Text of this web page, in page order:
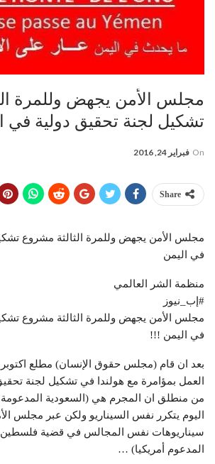
مجلس الأمن يجهض وللمرة
تشكيل لجنة تحقيق دولية في
On فبراير 24, 2016
Share
مجلس الأمن يجهض وللمرة الثالثة مشروع
في اليمن
منظمة الشر العالمي
#إب_نيوز
مجلس الأمن يجهض وللمرة الثالثة مشروع
في اليمن !!!
بعد ان قام (مجلس حقوق الإنسان) مطلع
العمل بمؤامرة مع هولندا في تشكيل لجنة
من منطلق ان المجرم هي (السعودية المدعومة
اليوم يتكرر نفس السيناريو ولكن عبر مجلس
سيناريوهات نفس المجالس في قضية فلسطين
المدعوم أمريكيا) …